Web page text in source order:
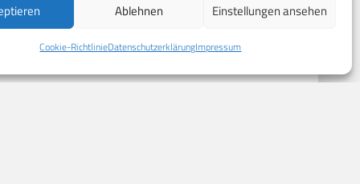
Ablehnen Einstellungen ansehen
Cookie-RichtlinieDatenschutzerklärungImpressum
Compliance
Impressum